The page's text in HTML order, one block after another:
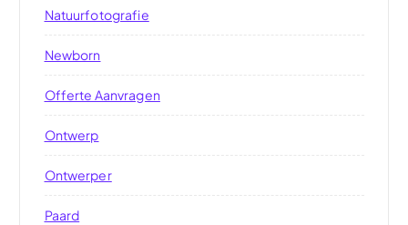
Natuurfotografie
Newborn
Offerte Aanvragen
Ontwerp
Ontwerper
Paard